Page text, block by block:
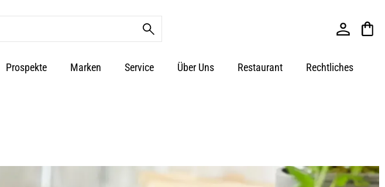
Prospekte Marken Service Über Uns Restaurant Rechtliches